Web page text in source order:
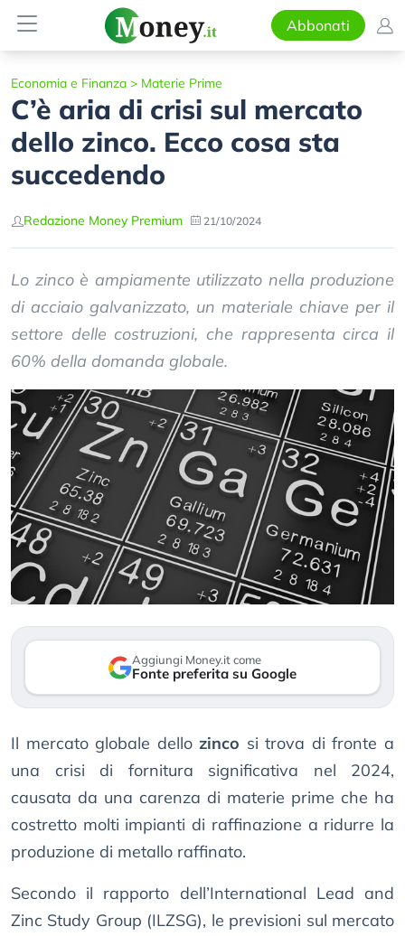
Abbonati
Economia e Finanza > Materie Prime
C’è aria di crisi sul mercato
dello zinco. Ecco cosa sta
succedendo
Redazione Money Premium 21/10/2024
Lo zinco è ampiamente utilizzato nella produzione
di acciaio galvanizzato, un materiale chiave per il
settore delle costruzioni, che rappresenta circa il
60% della domanda globale.
Aggiungi Money.it come
Fonte preferita su Google
Il mercato globale dellozinco si trova di fronte a
una crisi di fornitura significativa nel 2024,
causata da una carenza di materie prime che ha
costretto molti impianti di raffinazione a ridurre la
produzione di metallo raffinato.
Secondo il rapporto dell’International Lead and
Zinc Study Group (ILZSG), le previsioni sul mercato